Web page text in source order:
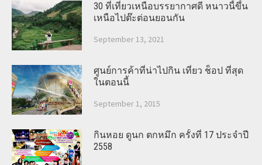
30 ที่เที่ยวเหนือบรรยากาศดี หนาวนี้ขึ้น
เหนือไปต๊ะต่อนยอนกัน
September 13, 2021
ศูนย์การค้าที่น่าไปกิน เที่ยว ช็อป ที่สุด
ในตอนนี้
September 1, 2015
กินหอย ดูนก ตกหมึก ครั้งที่ 17 ประจำปี
2558